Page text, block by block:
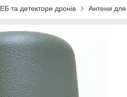
та детектори дронів Антени